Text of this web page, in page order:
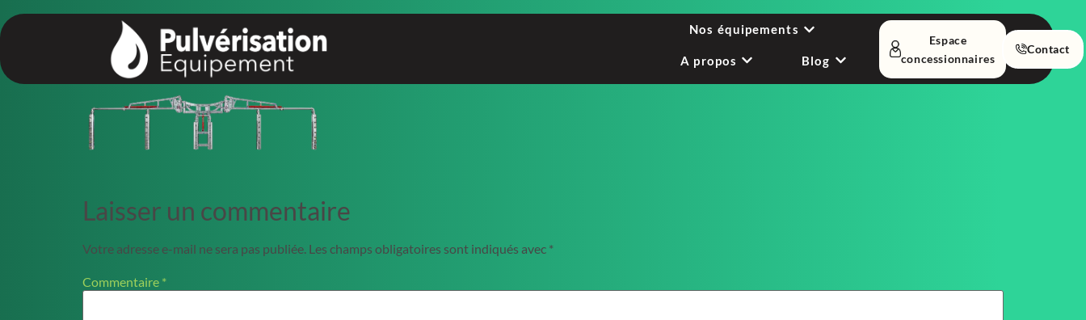
principal
Nos équipements
A propos Blog
Espace
concessionnaires
Contact
Laisser un commentaire
Votre adresse e-mail ne sera pas publiée. Les champs obligatoires sont indiqués avec *
Commentaire *